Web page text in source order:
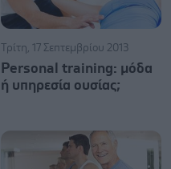
Τρίτη, 17 Σεπτεμβρίου 2013
Personal training: μόδα
ή υπηρεσία ουσίας;